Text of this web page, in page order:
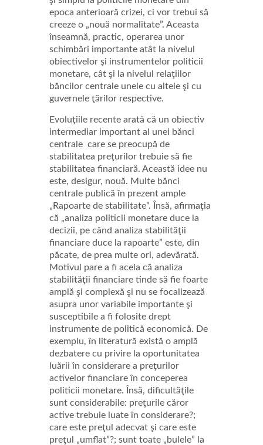
epoca anterioară crizei, ci vor trebui să
creeze o „nouă normalitate”. Aceasta
înseamnă, practic, operarea unor
schimbări importante atât la nivelul
obiectivelor şi instrumentelor politicii
monetare, cât şi la nivelul relaţiilor
băncilor centrale unele cu altele şi cu
guvernele ţărilor respective.
Evoluţiile recente arată că un obiectiv
intermediar important al unei bănci
centrale care se preocupă de
stabilitatea preţurilor trebuie să fie
stabilitatea financiară. Această idee nu
este, desigur, nouă. Multe bănci
centrale publică în prezent ample
„Rapoarte de stabilitate”. Însă, afirmaţia
că „analiza politicii monetare duce la
decizii, pe când analiza stabilităţii
financiare duce la rapoarte” este, din
păcate, de prea multe ori, adevărată.
Motivul pare a fi acela că analiza
stabilităţii financiare tinde să fie foarte
amplă şi complexă şi nu se focalizează
asupra unor variabile importante şi
susceptibile a fi folosite drept
instrumente de politică economică. De
exemplu, în literatură există o amplă
dezbatere cu privire la oportunitatea
luării în considerare a preţurilor
activelor financiare în conceperea
politicii monetare. Însă, dificultăţile
sunt considerabile: preţurile căror
active trebuie luate în considerare?;
care este preţul adecvat şi care este
preţul „umflat”?; sunt toate „bulele” la